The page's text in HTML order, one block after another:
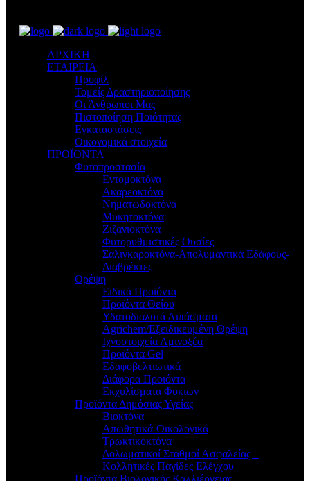
ΑΡΧΙΚΗ
ΕΤΑΙΡΕΙΑ
Προφίλ
Τομείς Δραστηριοποίησης
Οι Άνθρωποι Μας
Πιστοποίηση Ποιότητας
Εγκαταστάσεις
Οικονομικά στοιχεία
ΠΡΟΪΟΝΤΑ
Φυτοπροστασία
Εντομοκτόνα
Ακαρεοκτόνα
Νηματωδοκτόνα
Μυκητοκτόνα
Ζιζανιοκτόνα
Φυτορυθμιστικές Ουσίες
Σαλιγκαροκτόνα-Απολυμαντικά Εδάφους-
Διαβρέκτες
Θρέψη
Ειδικά Προϊόντα
Προϊόντα Θείου
Υδατοδιαλυτά Λιπάσματα
Agrichem/Εξειδικευμένη Θρέψη
Ιχνοστοιχεία Αμινοξέα
Προϊόντα Gel
Εδαφοβελτιωτικά
Διάφορα Προϊόντα
Εκχυλίσματα Φυκιών
Προϊόντα Δημόσιας Υγείας
Βιοκτόνα
Απωθητικά-Οικολογικά
Τρωκτικοκτόνα
Δολωματικοί Σταθμοί Ασφαλείας –
Κολλητικές Παγίδες Ελέγχου
Προϊόντα Βιολογικής Καλλιέργειας